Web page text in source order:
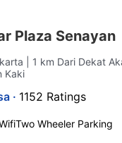
Plaza Senayan
| 1 km Dari Dekat
Kaki
· 1152 Ratings
Two Wheeler Parking